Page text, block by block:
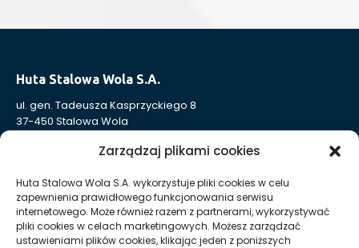
Zarządzaj plikami cookies
Huta Stalowa Wola S.A. wykorzystuje pliki cookies w celu
zapewnienia prawidłowego funkcjonowania serwisu
internetowego. Może również razem z partnerami, wykorzystywać
pliki cookies w celach marketingowych. Możesz zarządzać
ustawieniami plików cookies, klikając jeden z poniższych
Huta Stalowa Wola S.A.
ul. gen. Tadeusza Kasprzyckiego 8
37-450 Stalowa Wola
Nr KRS: 0000004324
REGON: 830005443
Sąd Rejonowy w Rzeszowie, XII Wydział Gospodarczy
Krajowego Rejestru Sądowego
Kapitał Zakładowy: 332 905 973,00 zł – opłacony w całości